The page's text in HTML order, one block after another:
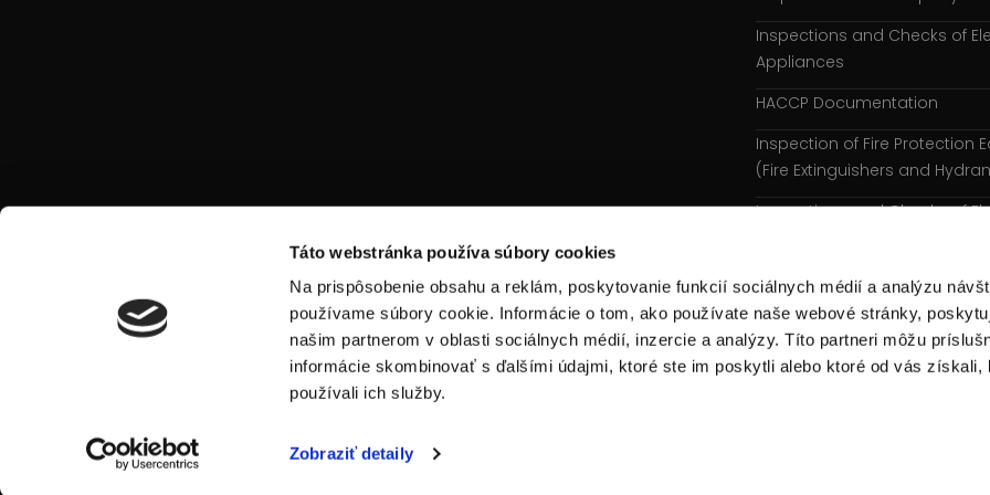
Táto webstránka používa súbory cookies
Na prispôsobenie obsahu a reklám, poskytovanie funkcií sociálnych médií a analýzu
používame súbory cookie. Informácie o tom, ako používate naše webové stránky,
našim partnerom v oblasti sociálnych médií, inzercie a analýzy. Títo partneri môžu
informácie skombinovať s ďalšími údajmi, ktoré ste im poskytli alebo ktoré od vás získali,
používali ich služby.
Zobraziť detaily
Inspections and Checks of
Appliances
HACCP Documentation
Inspection of Fire Protection
(Fire Extinguishers and
Inspections and Checks of
E-Learning
Courses